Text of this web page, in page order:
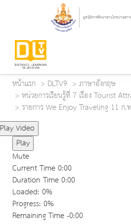
หน้าแรก DLTV9
ภาษาอังกฤษ
หน่วยการเรียนรู้ที่ 7 เรื่อง Tourist
รายการ We Enjoy Traveling 11 ก.
Play Video
Play
Mute
Current Time0:00
Duration Time0:00
Loaded: 0%
Progress: 0%
Remaining Time-0:00